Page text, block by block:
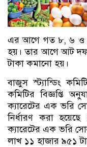
এর আগে গত ৮, ৬ ও ৫
হয়। তার আগে আট
টাকা কমানো হয়।
বাজুস স্ট্যান্ডিং
কমিটির বিজ্ঞপ্তি
ক্যারেটের এক ভরি
নির্ধারণ করা
ক্যারেটের এক ভরি
লাখ ১১ হাজার ৯৫১